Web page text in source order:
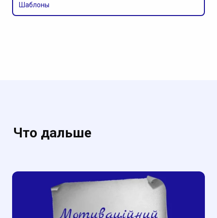
Шаблоны
Что дальше